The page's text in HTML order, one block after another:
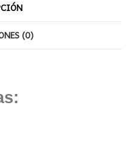
(0)